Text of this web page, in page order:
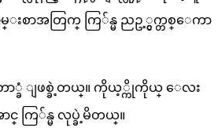
းစာအတြက္ ကြ်န္မ ညဥ့္ငွက္တစ္ေကာ
ခံ ျဖစ္ခဲ့တယ္။ ကိုယ့္ကိုကိုယ္ ေလး
င္ ကြ်န္မ လုပ္ခဲ့မိတယ္။